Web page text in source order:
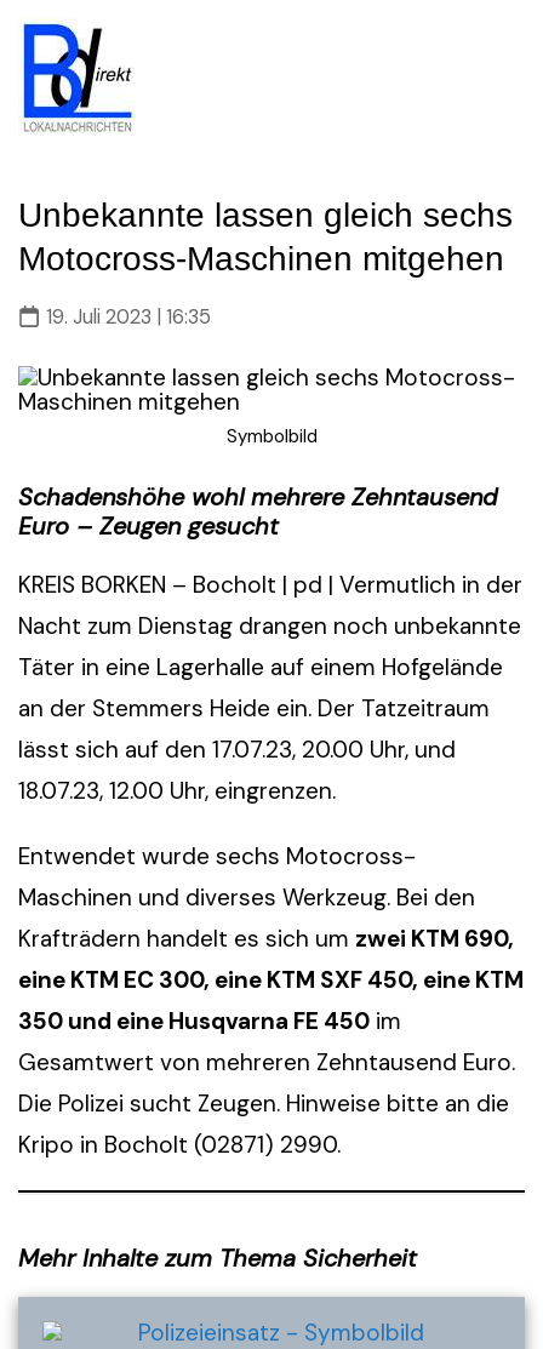
Skip
to
content
Unbekannte lassen gleich sechs
Motocross-Maschinen mitgehen
19. Juli 2023 | 16:35
Symbolbild
Schadenshöhe wohl mehrere Zehntausend
Euro – Zeugen gesucht
KREIS BORKEN – Bocholt | pd | Vermutlich in der
Nacht zum Dienstag drangen noch unbekannte
Täter in eine Lagerhalle auf einem Hofgelände
an der Stemmers Heide ein. Der Tatzeitraum
lässt sich auf den 17.07.23, 20.00 Uhr, und
18.07.23, 12.00 Uhr, eingrenzen.
Entwendet wurde sechs Motocross-
Maschinen und diverses Werkzeug. Bei den
Krafträdern handelt es sich um zwei KTM 690,
eine KTM EC 300, eine KTM SXF 450, eine KTM
350 und eine Husqvarna FE 450 im
Gesamtwert von mehreren Zehntausend Euro.
Die Polizei sucht Zeugen. Hinweise bitte an die
Kripo in Bocholt (02871) 2990.
Mehr Inhalte zum Thema Sicherheit